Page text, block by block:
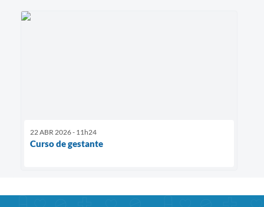
22 ABR 2026 - 11h24
Curso de gestante